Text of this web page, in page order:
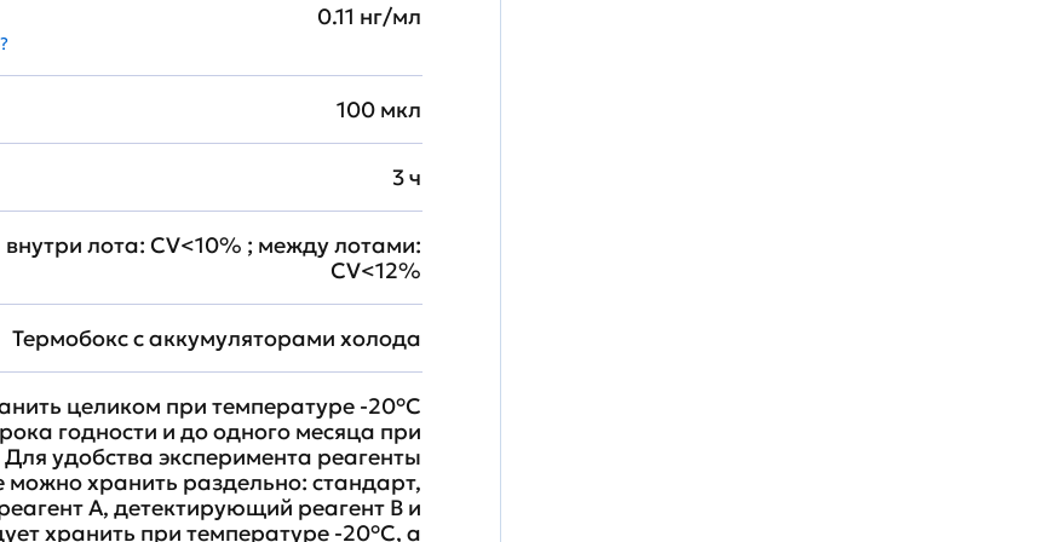
0.11 нг/мл
100 мкл
3 ч
внутри лота: CV<10% ; между лотами:
CV<12%
Термобокс с аккумуляторами холода
целиком при температуре -20°C
годности и до одного месяца при
удобства эксперимента реагенты
можно хранить раздельно: стандарт,
A, детектирующий реагент B и
хранить при температуре -20°C, а